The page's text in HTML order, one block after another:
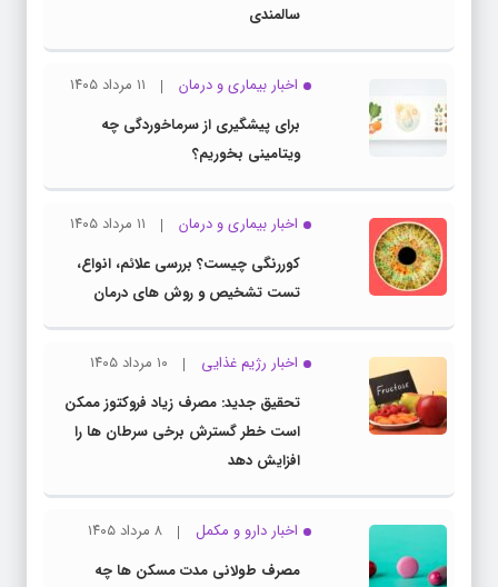
سالمندی
اخبار بیماری و درمان
۱۱ مرداد ۱۴۰۵
برای پیشگیری از سرماخوردگی چه
ویتامینی بخوریم؟
اخبار بیماری و درمان
۱۱ مرداد ۱۴۰۵
کوررنگی چیست؟ بررسی علائم، انواع،
تست تشخیص و روش های درمان
اخبار رژیم غذایی
۱۰ مرداد ۱۴۰۵
تحقیق جدید: مصرف زیاد فروکتوز ممکن
است خطر گسترش برخی سرطان ها را
افزایش دهد
اخبار دارو و مکمل
۸ مرداد ۱۴۰۵
مصرف طولانی مدت مسکن ها چه